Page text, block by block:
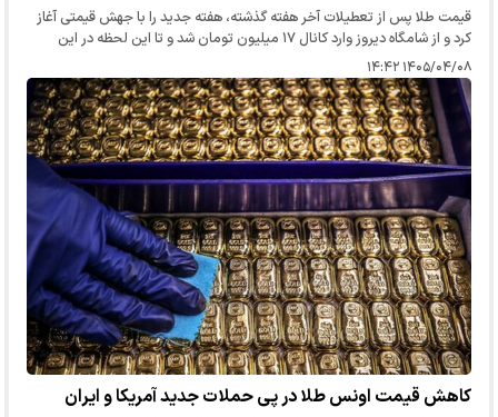
قیمت طلا پس از تعطیلات آخر هفته گذشته، هفته جدید را با جهش قیمتی آغاز
کرد و از شامگاه دیروز وارد کانال ۱۷ میلیون تومان شد و تا این لحظه در این
کانال نوسان پیدا کرده است.
۱۴۰۵/۰۴/۰۸ ۱۴:۴۲
کاهش قیمت اونس طلا در پی حملات جدید آمریکا و ایران